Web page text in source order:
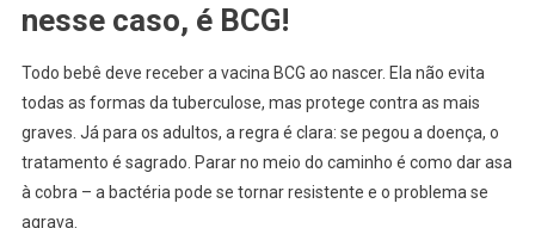
nesse caso, é BCG!
Todo bebê deve receber a vacina BCG ao nascer. Ela não evita
todas as formas da tuberculose, mas protege contra as mais
graves. Já para os adultos, a regra é clara: se pegou a doença, o
tratamento é sagrado. Parar no meio do caminho é como dar asa
à cobra – a bactéria pode se tornar resistente e o problema se
agrava.